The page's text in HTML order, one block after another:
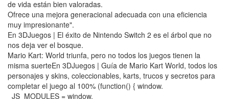
de vida están bien valoradas.
Ofrece una mejora generacional adecuada con una eficiencia
muy impresionante".
En 3DJuegos | El éxito de Nintendo Switch 2 es el árbol que no
nos deja ver el bosque.
Mario Kart: World triunfa, pero no todos los juegos tienen la
misma suerteEn 3DJuegos | Guía de Mario Kart World, todos los
personajes y skins, coleccionables, karts, trucos y secretos para
completar el juego al 100% (function() { window.
_JS_MODULES = window.